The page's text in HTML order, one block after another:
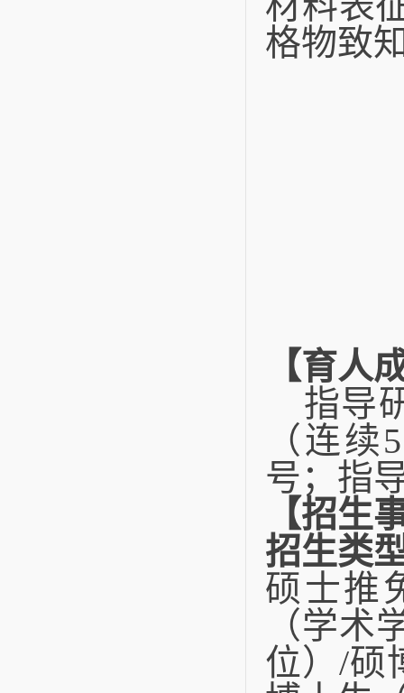
格物致
【育人
指导
（连续5
号；指
【招生
招生类
硕士推
（学术
位） /硕